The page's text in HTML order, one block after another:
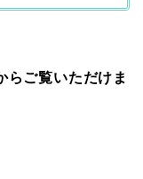
らご覧いただけま